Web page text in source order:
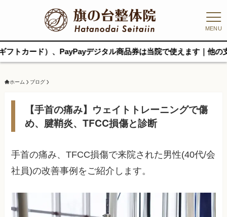
MENU
PayPayデジタル商品券は当院で使えます｜他の支払い方法と
ホーム ブログ
【手首の痛み】ウェイトトレーニングで傷
め、腱鞘炎、TFCC損傷と診断
手首の痛み、TFCC損傷で来院された男性(40代/会
社員)の改善事例をご紹介します。